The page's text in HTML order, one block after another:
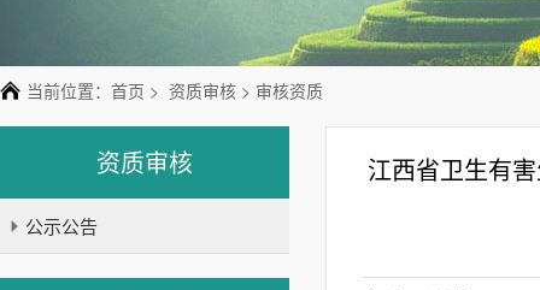
当前位置： 首页 > 资质审核 > 审核资质
资质审核
公示公告
江西省卫生有